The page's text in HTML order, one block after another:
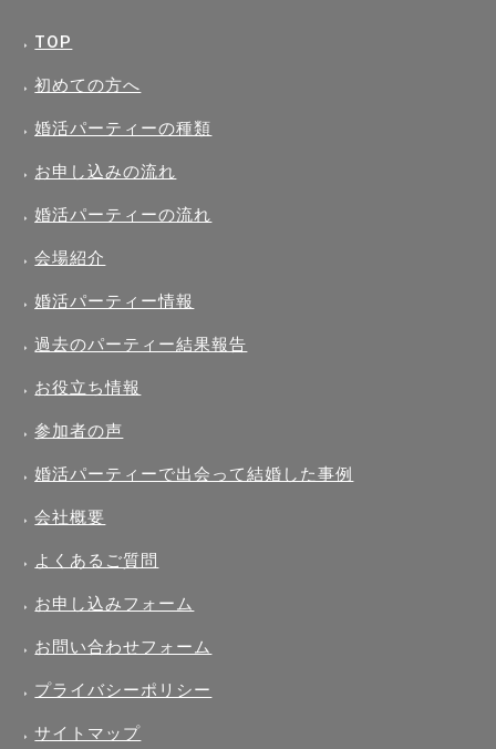
TOP
初めての方へ
婚活パーティーの種類
お申し込みの流れ
婚活パーティーの流れ
会場紹介
婚活パーティー情報
過去のパーティー結果報告
お役立ち情報
参加者の声
婚活パーティーで出会って結婚した事例
会社概要
よくあるご質問
お申し込みフォーム
お問い合わせフォーム
プライバシーポリシー
サイトマップ